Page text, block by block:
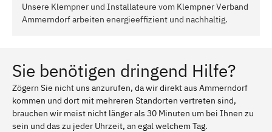
Unsere Klempner und Installateure vom Klempner Verband
Ammerndorf arbeiten energieeffizient und nachhaltig.
Sie benötigen dringend Hilfe?
Zögern Sie nicht uns anzurufen, da wir direkt aus Ammerndorf
kommen und dort mit mehreren Standorten vertreten sind,
brauchen wir meist nicht länger als 30 Minuten um bei Ihnen zu
sein und das zu jeder Uhrzeit, an egal welchem Tag.